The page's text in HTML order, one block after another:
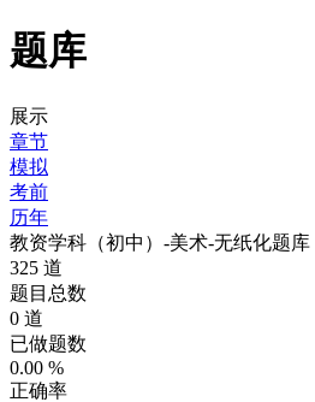
题库
展示
章节
模拟
考前
历年
教资学科（初中）-美术-无纸化题库
325 道
题目总数
0 道
已做题数
0.00 %
正确率